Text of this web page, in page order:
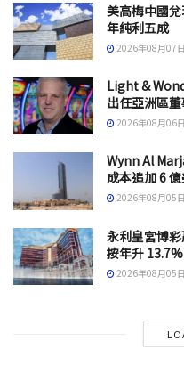
美高梅中國
年純利五成
2026年08月07
Light &
出任亞洲區
2026年08月06
Wynn Al
成本追加 6
2026年08月05
永利皇宮博
按年升
2026年08月05